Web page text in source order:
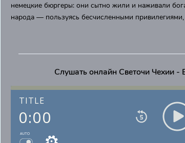
немецкие бюргеры: они сытно жили и наживали
народа — пользуясь бесчисленными
Слушать онлайн Светочи Чехии
TITLE
0:00
AUTO